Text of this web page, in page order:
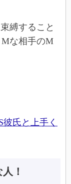
縛すること
な相手のM
氏と上手く
！